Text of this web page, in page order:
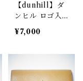
【dunhill】ダ
ンヒル ロゴ入
レザーコンパク
トウォレット b
¥7,000